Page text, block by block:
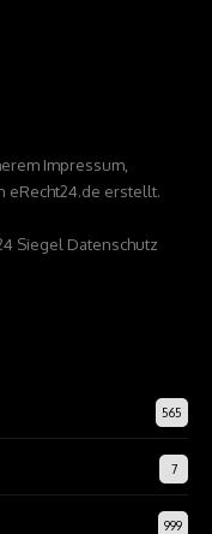
Impressum,
eRecht24.de erstellt.
565
7
999